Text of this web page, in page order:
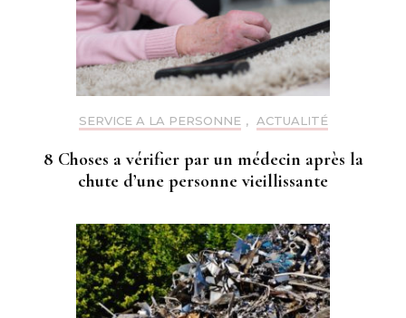
SERVICE A LA PERSONNE , ACTUALITÉ
8 Choses a vérifier par un médecin après la
chute d’une personne vieillissante